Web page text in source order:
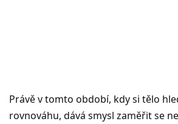
Právě v tomto období, kdy si tělo
rovnováhu, dává smysl zaměřit se